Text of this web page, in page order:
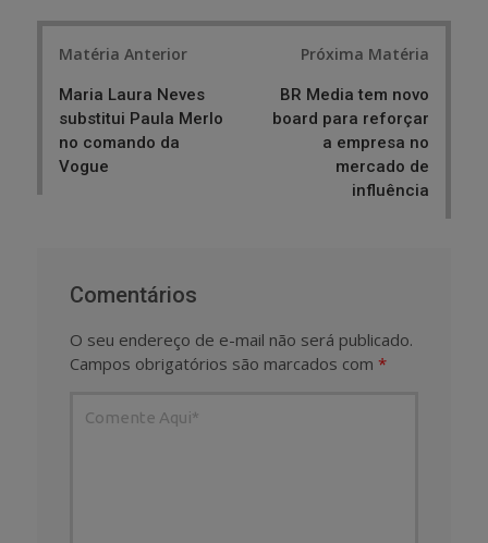
Matéria Anterior
Maria Laura Neves
substitui Paula Merlo
no comando da
Vogue
Próxima Matéria
BR Media tem novo
board para reforçar
a empresa no
mercado de
influência
Comentários
O seu endereço de e-mail não será publicado.
Campos obrigatórios são marcados com *